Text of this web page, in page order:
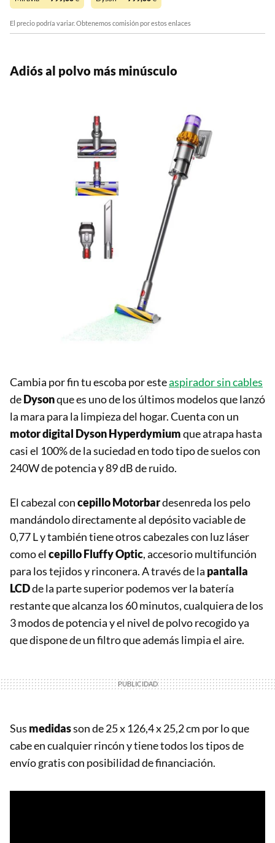
El precio podría variar. Obtenemos comisión por estos enlaces
Adiós al polvo más minúsculo
Cambia por fin tu escoba por esteaspirador sin cables
deDysonque es uno de los últimos modelos que lanzó
la mara para la limpieza del hogar. Cuenta con un
motor digital Dyson Hyperdymiumque atrapa hasta
casi el 100% de la suciedad en todo tipo de suelos con
240W de potencia y 89 dB de ruido.
El cabezal concepillo Motorbardesenreda los pelo
mandándolo directamente al depósito vaciable de
0,77 L y también tiene otros cabezales con luz láser
como el cepillo Fluffy Optic, accesorio multifunción
para los tejidos y rinconera. A través de la pantalla
LCDde la parte superior podemos ver la batería
restante que alcanza los 60 minutos, cualquiera de los
3 modos de potencia y el nivel de polvo recogido ya
que dispone de un filtro que además limpia el aire.
Sus medidasson de 25 x 126,4 x 25,2 cm por lo que
cabe en cualquier rincón y tiene todos los tipos de
envío gratis con posibilidad de financiación.